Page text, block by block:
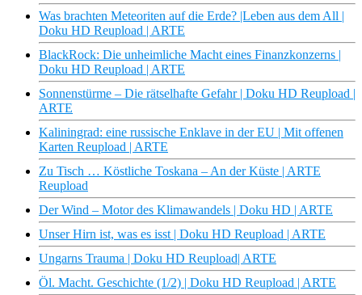
Was brachten Meteoriten auf die Erde? |Leben aus dem All |
Doku HD Reupload | ARTE
BlackRock: Die unheimliche Macht eines Finanzkonzerns |
Doku HD Reupload | ARTE
Sonnenstürme – Die rätselhafte Gefahr | Doku HD Reupload |
ARTE
Kaliningrad: eine russische Enklave in der EU | Mit offenen
Karten Reupload | ARTE
Zu Tisch … Köstliche Toskana – An der Küste | ARTE
Reupload
Der Wind – Motor des Klimawandels | Doku HD | ARTE
Unser Hirn ist, was es isst | Doku HD Reupload | ARTE
Ungarns Trauma | Doku HD Reupload| ARTE
Öl. Macht. Geschichte (1/2) | Doku HD Reupload | ARTE